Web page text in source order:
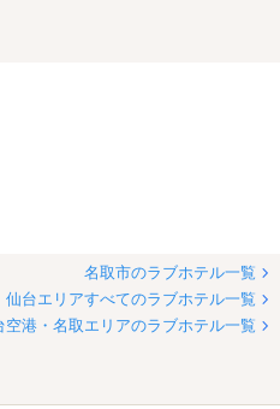
名取市のラブホテル一覧
仙台エリアすべてのラブホテル一覧
空港・名取エリアのラブホテル一覧